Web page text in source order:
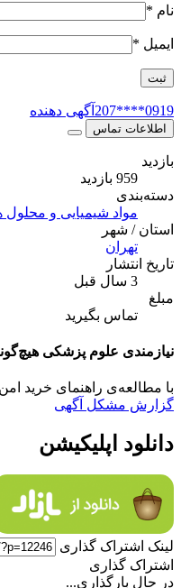
نام *
ایمیل *
0919****207 آگهی دهنده
اطلاعات تماس
بازدید
959 بازدید
دسته‌بندی
مواد شیمیایی و محلول
استان / شهر
تهران
تاریخ انتشار
3 سال قبل
مبلغ
تماس بگیرید
نیازمندی علوم پزشکی
با مطالعه‌ی راهنمای خرید
گزارش مشکل آگهی
دانلود اپلیکیشن
لینک اشتراک گذاری
اشتراک گذاری
در حال بارگذاری...